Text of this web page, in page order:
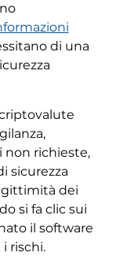
di una
non richieste,
sicurezza
dei
si fa clic sui
il software
rischi.